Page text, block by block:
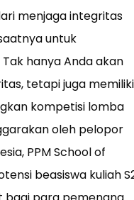
menjaga integritas
untuk
hanya Anda akan
tetapi juga memiliki
kompetisi lomba
oleh pelopor
PPM School of
beasiswa kuliah